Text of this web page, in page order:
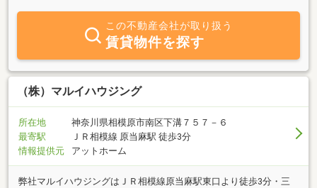
この不動産会社が取り扱う
賃貸物件を探す
（株）マルイハウジング
所在地
神奈川県相模原市南区下溝７５７－６
最寄駅
ＪＲ相模線 原当麻駅 徒歩3分
情報提供元
アットホーム
弊社マルイハウジングはＪＲ相模線原当麻駅東口より徒歩3分・三